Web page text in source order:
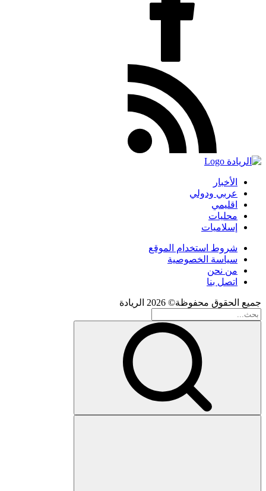
الأخبار
عربي ودولي
اقليمي
محليات
إسلاميات
شروط استخدام الموقع
سياسة الخصوصية
من نحن
اتصل بنا
جميع الحقوق محفوظة© 2026 الريادة